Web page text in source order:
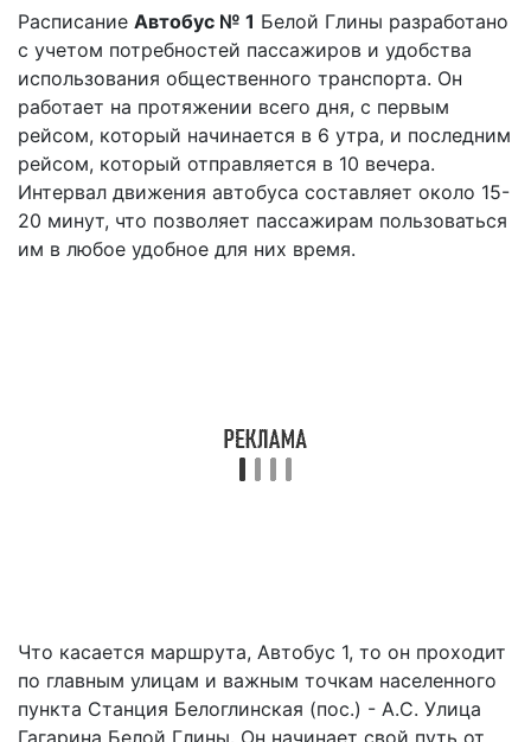
Расписание Автобус № 1 Белой Глины разработано
с учетом потребностей пассажиров и удобства
использования общественного транспорта. Он
работает на протяжении всего дня, с первым
рейсом, который начинается в 6 утра, и последним
рейсом, который отправляется в 10 вечера.
Интервал движения автобуса составляет около 15-
20 минут, что позволяет пассажирам пользоваться
им в любое удобное для них время.
Что касается маршрута, Автобус 1, то он проходит
по главным улицам и важным точкам населенного
пункта Станция Белоглинская (пос.) - А.С. Улица
Гагарина Белой Глины. Он начинает свой путь от